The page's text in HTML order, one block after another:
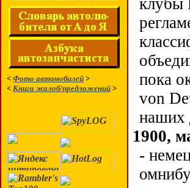
< Фото автомобилей >
< Книга жалоб/предложений >
клубы
пока
von
наших
1900,
-